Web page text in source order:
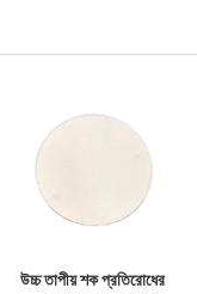
উচ্চ তাপীয় শক প্রতিরোধের